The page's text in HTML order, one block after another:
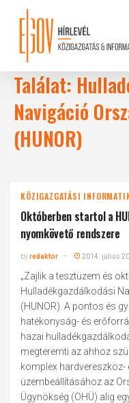
content
Találat:
Navigáció
(HUNOR)
KÖZIGAZGATÁSI
Októberben startol a
nyomkövető rendszere
byredaktor 2014. július 20.
„Zajlik a tesztüzem és
Hulladékgazdálkodási
(HUNOR). A pontos és
hatékonyság- és
hazai
megteremti az ahhoz
komplex
üzembeállításához az
Ügynökség (OHÜ) alig